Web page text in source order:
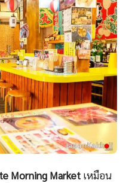
Morning Market เหมือน